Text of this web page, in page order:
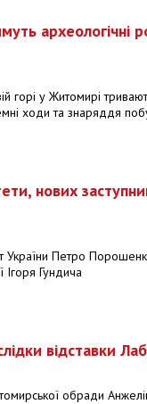
археологічні
горі у Житомирі
ходи та знаряддя
нових
України Петро
Ігоря Гундича
відставки
обради